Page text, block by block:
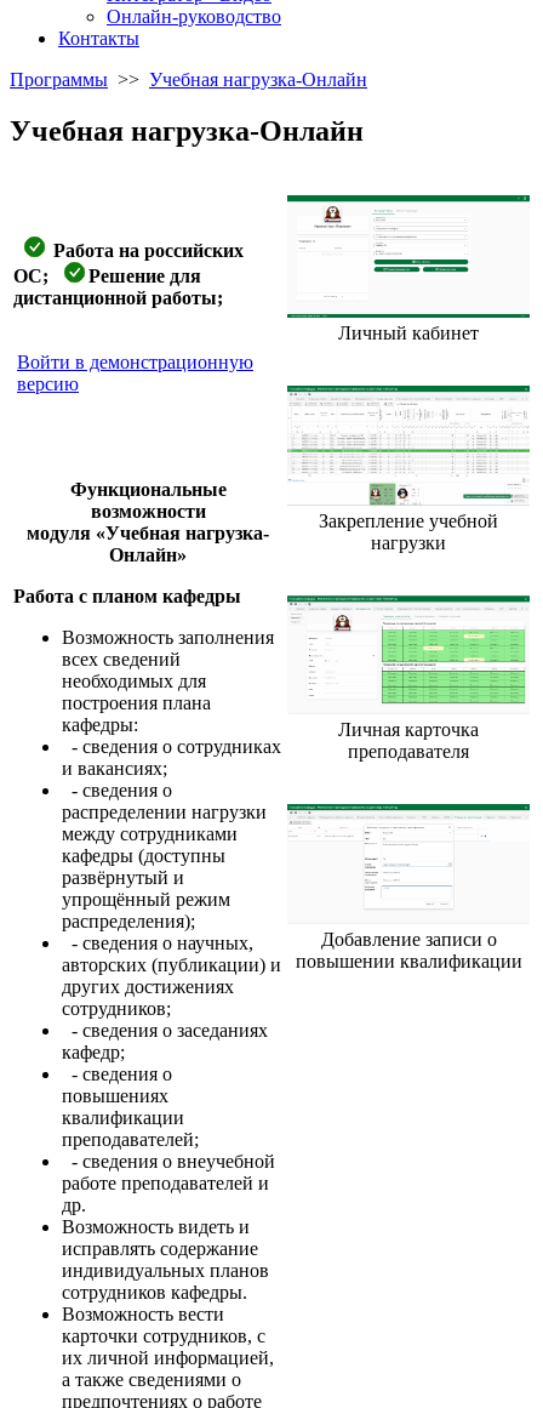
Онлайн-руководство
Контакты
Программы >> Учебная нагрузка-Онлайн
Учебная нагрузка-Онлайн
Работа на российских
ОС;
Решение для
дистанционной работы;
Войти в демонстрационную
версию
Функциональные
возможности
модуля «Учебная нагрузка-
Онлайн»
Работа с планом кафедры
Возможность заполнения
всех сведений
необходимых для
построения плана
кафедры:
- сведения о сотрудниках
и вакансиях;
- сведения о
распределении нагрузки
между сотрудниками
кафедры (доступны
развёрнутый и
упрощённый режим
распределения);
- сведения о научных,
авторских (публикации) и
других достижениях
сотрудников;
- сведения о заседаниях
кафедр;
- сведения о
повышениях
квалификации
преподавателей;
- сведения о внеучебной
работе преподавателей и
др.
Возможность видеть и
исправлять содержание
индивидуальных планов
сотрудников кафедры.
Возможность вести
карточки сотрудников, с
их личной информацией,
а также сведениями о
предпочтениях о работе
Личный кабинет
Закрепление учебной
нагрузки
Личная карточка
преподавателя
Добавление записи о
повышении квалификации